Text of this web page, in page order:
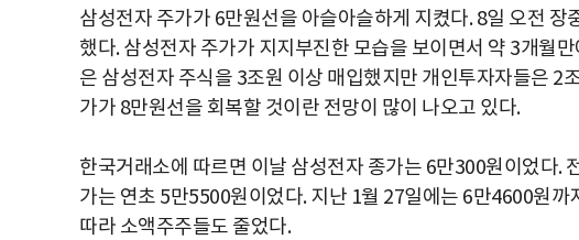
삼성전자 주가가 6만원선을 아슬아슬하게 지켰다. 8일 오전
했다. 삼성전자 주가가 지지부진한 모습을 보이면서 약 3개월
은 삼성전자 주식을 3조원 이상 매입했지만 개인투자자들은 2
가가 8만원선을 회복할 것이란 전망이 많이 나오고 있다.
한국거래소에 따르면 이날 삼성전자 종가는 6만300원이었다.
가는 연초 5만5500원이었다. 지난 1월 27일에는 6만4600원까
따라 소액주주들도 줄었다.